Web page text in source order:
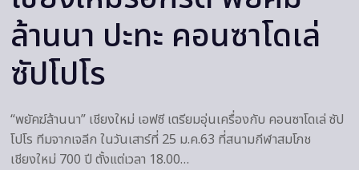
ล้านนา ปะทะ คอนซาโดเล่
ซัปโปโร
“พยัคฆ์ล้านนา” เชียงใหม่ เอฟซี เตรียมอุ่นเครื่องกับ คอนซาโดเล่ ซัป
โปโร ทีมจากเจลีก ในวันเสาร์ที่ 25 ม.ค.63 ที่สนามกีฬาสมโภช
เชียงใหม่ 700 ปี ตั้งแต่เวลา 18.00…